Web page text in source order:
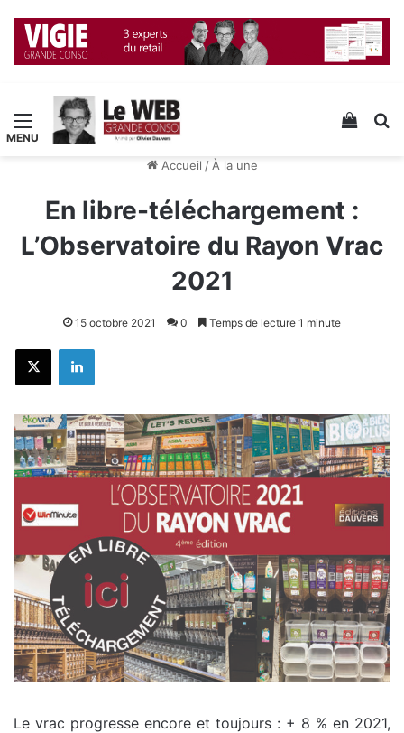
Menu Voir
Accueil / À la une
En libre-téléchargement :
L’Observatoire du Rayon Vrac
2021
15 octobre 2021 0 Temps de lecture 1 minute
X Linkedin
Le vrac progresse encore et toujours : + 8 % en 2021,